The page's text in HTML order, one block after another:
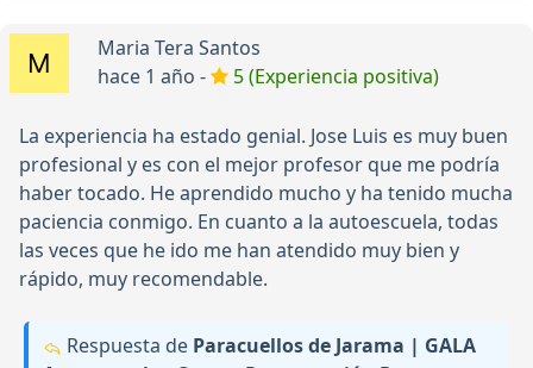
Maria Tera Santos
hace 1 año -
5 (Experiencia positiva)
La experiencia ha estado genial. Jose Luis es muy buen
profesional y es con el mejor profesor que me podría
haber tocado. He aprendido mucho y ha tenido mucha
paciencia conmigo. En cuanto a la autoescuela, todas
las veces que he ido me han atendido muy bien y
rápido, muy recomendable.
Respuesta de Paracuellos de Jarama | GALA